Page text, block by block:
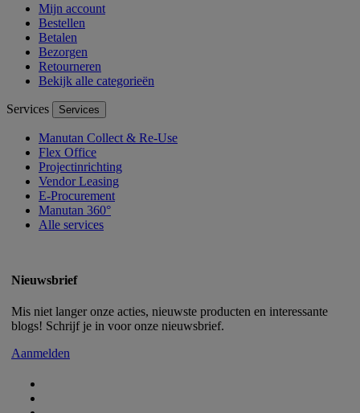
Mijn account
Bestellen
Betalen
Bezorgen
Retourneren
Bekijk alle categorieën
Services Services
Manutan Collect & Re-Use
Flex Office
Projectinrichting
Vendor Leasing
E-Procurement
Manutan 360°
Alle services
Nieuwsbrief
Mis niet langer onze acties, nieuwste producten en interessante
blogs! Schrijf je in voor onze nieuwsbrief.
Aanmelden